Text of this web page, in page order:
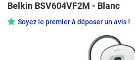
Belkin BSV604VF2M - Blanc
Soyez le premier à déposer un avis !